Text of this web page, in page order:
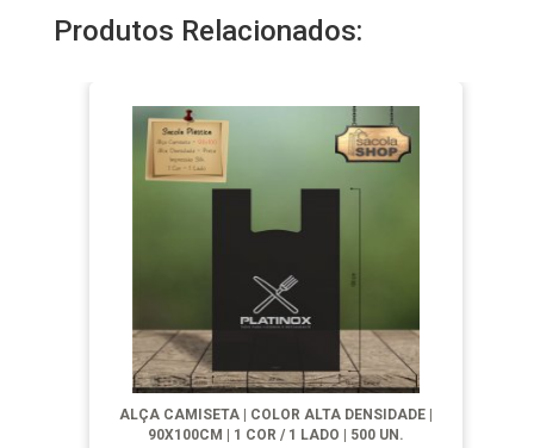
Produtos Relacionados:
ALÇA CAMISETA | COLOR ALTA DENSIDADE |
90X100CM | 1 COR / 1 LADO | 500 UN.